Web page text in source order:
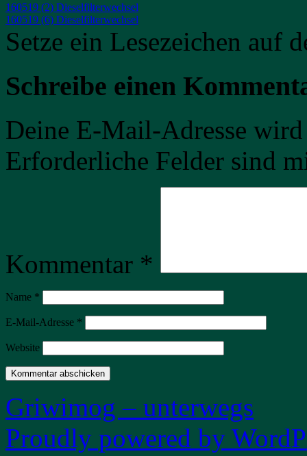
160519 (2) Dieselfilterwechsel
160519 (6) Dieselfilterwechsel
Setze ein Lesezeichen auf
Schreibe einen
Deine E-Mail-Adresse
Erforderliche Felder sind
Kommentar *
Name *
E-Mail-Adresse *
Website
Griwimog – unterwegs
Proudly powered by